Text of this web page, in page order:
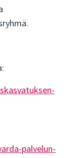
palvelun-